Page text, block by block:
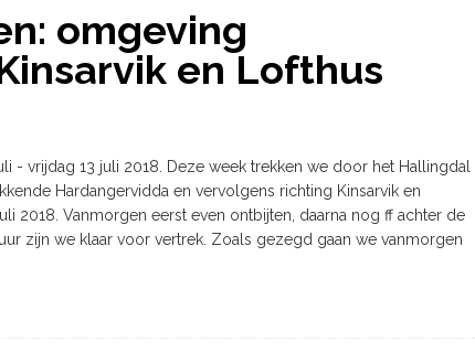
omgeving
en Lofthus
- vrijdag 13 juli 2018. Deze week trekken we door het Hallingdal
Hardangervidda en vervolgens richting Kinsarvik en
2018. Vanmorgen eerst even ontbijten, daarna nog ff achter de
zijn we klaar voor vertrek. Zoals gezegd gaan we vanmorgen